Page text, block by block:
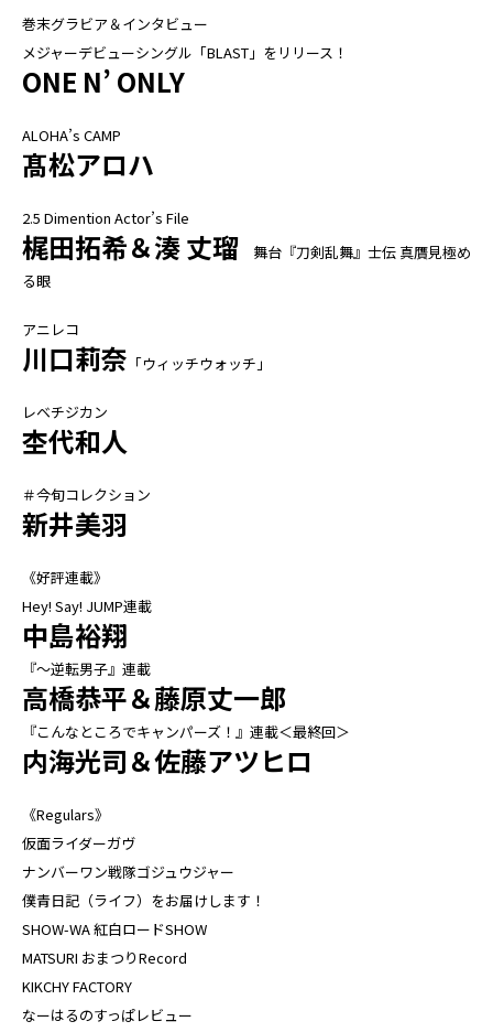
巻末グラビア＆インタビュー
メジャーデビューシングル「BLAST」をリリース！
ONE N’ ONLY
ALOHA’s CAMP
髙松アロハ
2.5 Dimention Actor’s File
梶田拓希＆湊 丈瑠 舞台『刀剣乱舞』士伝 真贋見極め
る眼
アニレコ
川口莉奈 「ウィッチウォッチ」
レベチジカン
杢代和人
＃今旬コレクション
新井美羽
《好評連載》
Hey! Say! JUMP連載
中島裕翔
『～逆転男子』連載
高橋恭平＆藤原丈一郎
『こんなところでキャンパーズ！』連載＜最終回＞
内海光司＆佐藤アツヒロ
《Regulars》
仮面ライダーガヴ
ナンバーワン戦隊ゴジュウジャー
僕青日記（ライフ）をお届けします！
SHOW-WA 紅白ロードSHOW
MATSURI おまつりRecord
KIKCHY FACTORY
なーはるのすっぱレビュー